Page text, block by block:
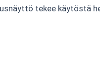
tekee käytöstä